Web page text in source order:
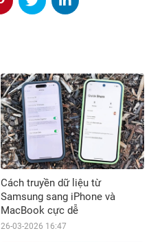
Cách truyền dữ liệu từ
Samsung sang iPhone và
MacBook cực dễ
26-03-2026 16:47